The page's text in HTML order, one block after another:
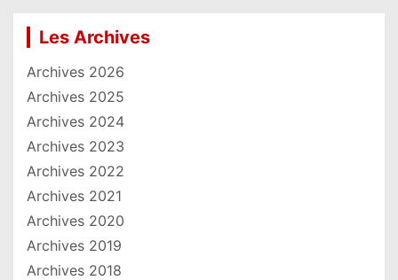
Les Archives
Archives 2026
Archives 2025
Archives 2024
Archives 2023
Archives 2022
Archives 2021
Archives 2020
Archives 2019
Archives 2018